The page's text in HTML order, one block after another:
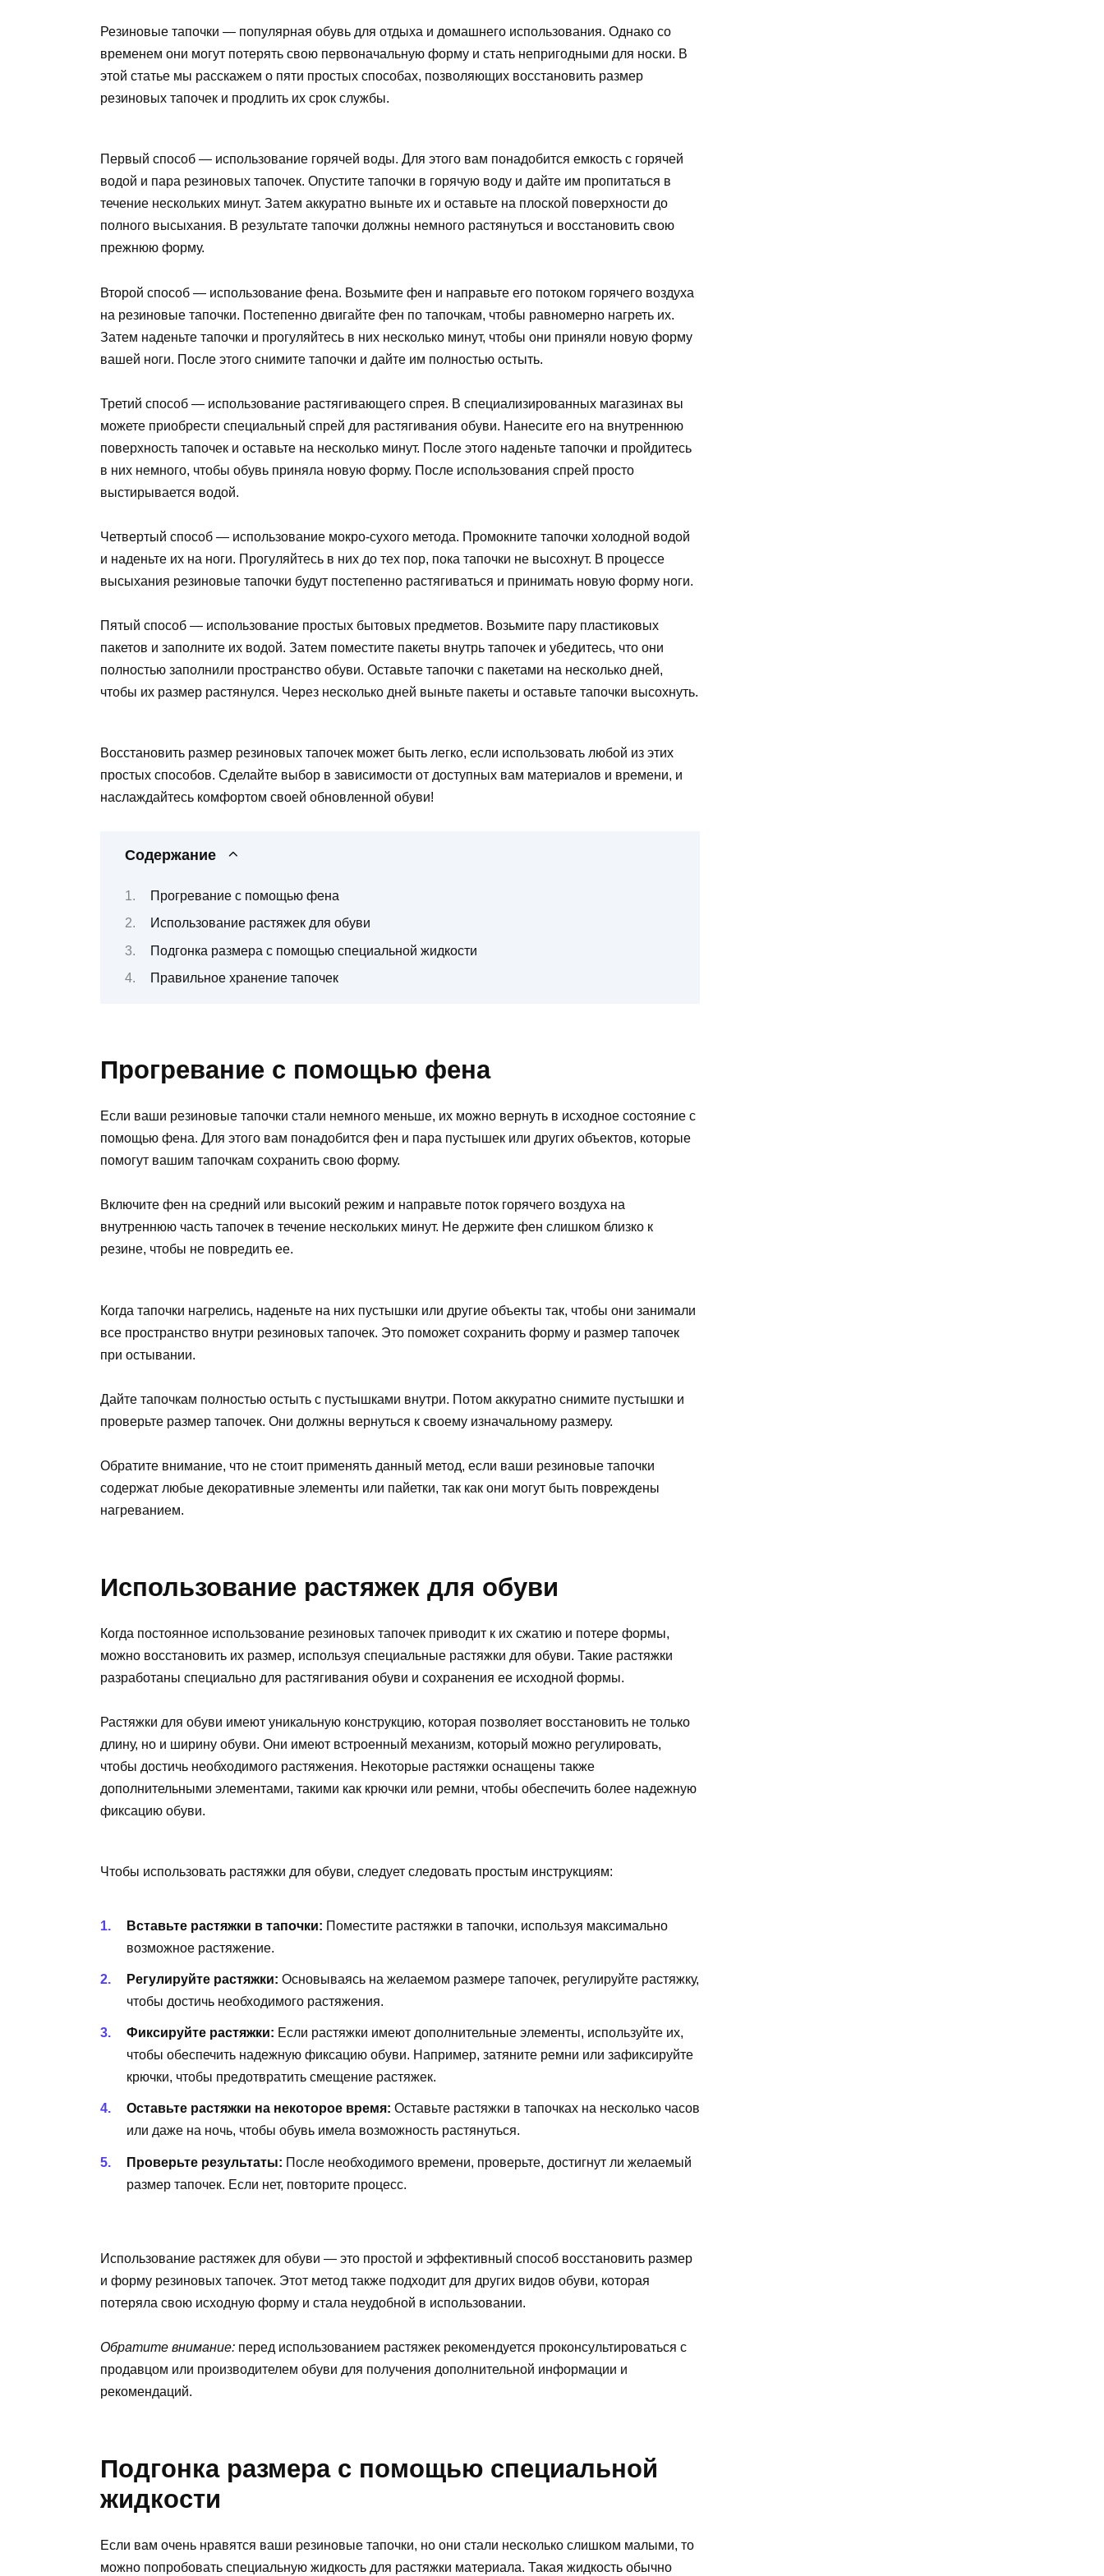
Резиновые тапочки — популярная обувь для отдыха и домашнего использования. Однако со
временем они могут потерять свою первоначальную форму и стать непригодными для носки. В
этой статье мы расскажем о пяти простых способах, позволяющих восстановить размер
резиновых тапочек и продлить их срок службы.
Первый способ — использование горячей воды. Для этого вам понадобится емкость с горячей
водой и пара резиновых тапочек. Опустите тапочки в горячую воду и дайте им пропитаться в
течение нескольких минут. Затем аккуратно выньте их и оставьте на плоской поверхности до
полного высыхания. В результате тапочки должны немного растянуться и восстановить свою
прежнюю форму.
Второй способ — использование фена. Возьмите фен и направьте его потоком горячего воздуха
на резиновые тапочки. Постепенно двигайте фен по тапочкам, чтобы равномерно нагреть их.
Затем наденьте тапочки и прогуляйтесь в них несколько минут, чтобы они приняли новую форму
вашей ноги. После этого снимите тапочки и дайте им полностью остыть.
Третий способ — использование растягивающего спрея. В специализированных магазинах вы
можете приобрести специальный спрей для растягивания обуви. Нанесите его на внутреннюю
поверхность тапочек и оставьте на несколько минут. После этого наденьте тапочки и пройдитесь
в них немного, чтобы обувь приняла новую форму. После использования спрей просто
выстирывается водой.
Четвертый способ — использование мокро-сухого метода. Промокните тапочки холодной водой
и наденьте их на ноги. Прогуляйтесь в них до тех пор, пока тапочки не высохнут. В процессе
высыхания резиновые тапочки будут постепенно растягиваться и принимать новую форму ноги.
Пятый способ — использование простых бытовых предметов. Возьмите пару пластиковых
пакетов и заполните их водой. Затем поместите пакеты внутрь тапочек и убедитесь, что они
полностью заполнили пространство обуви. Оставьте тапочки с пакетами на несколько дней,
чтобы их размер растянулся. Через несколько дней выньте пакеты и оставьте тапочки высохнуть.
Восстановить размер резиновых тапочек может быть легко, если использовать любой из этих
простых способов. Сделайте выбор в зависимости от доступных вам материалов и времени, и
наслаждайтесь комфортом своей обновленной обуви!
Содержание
Прогревание с помощью фена
Использование растяжек для обуви
Подгонка размера с помощью специальной жидкости
Правильное хранение тапочек
Прогревание с помощью фена
Если ваши резиновые тапочки стали немного меньше, их можно вернуть в исходное состояние с
помощью фена. Для этого вам понадобится фен и пара пустышек или других объектов, которые
помогут вашим тапочкам сохранить свою форму.
Включите фен на средний или высокий режим и направьте поток горячего воздуха на
внутреннюю часть тапочек в течение нескольких минут. Не держите фен слишком близко к
резине, чтобы не повредить ее.
Когда тапочки нагрелись, наденьте на них пустышки или другие объекты так, чтобы они занимали
все пространство внутри резиновых тапочек. Это поможет сохранить форму и размер тапочек
при остывании.
Дайте тапочкам полностью остыть с пустышками внутри. Потом аккуратно снимите пустышки и
проверьте размер тапочек. Они должны вернуться к своему изначальному размеру.
Обратите внимание, что не стоит применять данный метод, если ваши резиновые тапочки
содержат любые декоративные элементы или пайетки, так как они могут быть повреждены
нагреванием.
Использование растяжек для обуви
Когда постоянное использование резиновых тапочек приводит к их сжатию и потере формы,
можно восстановить их размер, используя специальные растяжки для обуви. Такие растяжки
разработаны специально для растягивания обуви и сохранения ее исходной формы.
Растяжки для обуви имеют уникальную конструкцию, которая позволяет восстановить не только
длину, но и ширину обуви. Они имеют встроенный механизм, который можно регулировать,
чтобы достичь необходимого растяжения. Некоторые растяжки оснащены также
дополнительными элементами, такими как крючки или ремни, чтобы обеспечить более надежную
фиксацию обуви.
Чтобы использовать растяжки для обуви, следует следовать простым инструкциям:
Вставьте растяжки в тапочки: Поместите растяжки в тапочки, используя максимально
возможное растяжение.
Регулируйте растяжки: Основываясь на желаемом размере тапочек, регулируйте растяжку,
чтобы достичь необходимого растяжения.
Фиксируйте растяжки: Если растяжки имеют дополнительные элементы, используйте их,
чтобы обеспечить надежную фиксацию обуви. Например, затяните ремни или зафиксируйте
крючки, чтобы предотвратить смещение растяжек.
Оставьте растяжки на некоторое время: Оставьте растяжки в тапочках на несколько часов
или даже на ночь, чтобы обувь имела возможность растянуться.
Проверьте результаты: После необходимого времени, проверьте, достигнут ли желаемый
размер тапочек. Если нет, повторите процесс.
Использование растяжек для обуви — это простой и эффективный способ восстановить размер
и форму резиновых тапочек. Этот метод также подходит для других видов обуви, которая
потеряла свою исходную форму и стала неудобной в использовании.
Обратите внимание: перед использованием растяжек рекомендуется проконсультироваться с
продавцом или производителем обуви для получения дополнительной информации и
рекомендаций.
Подгонка размера с помощью специальной
жидкости
Если вам очень нравятся ваши резиновые тапочки, но они стали несколько слишком малыми, то
можно попробовать специальную жидкость для растяжки материала. Такая жидкость обычно